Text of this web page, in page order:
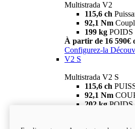
Multistrada V2
115,6 ch
92,1 Nm
199 kg
À partir de 16 590€
Configurez-la
V2 S
Multistrada V2 S
115,6 ch
92,1 Nm
202 kg